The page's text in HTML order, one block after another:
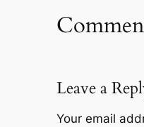
Leave a
Your email